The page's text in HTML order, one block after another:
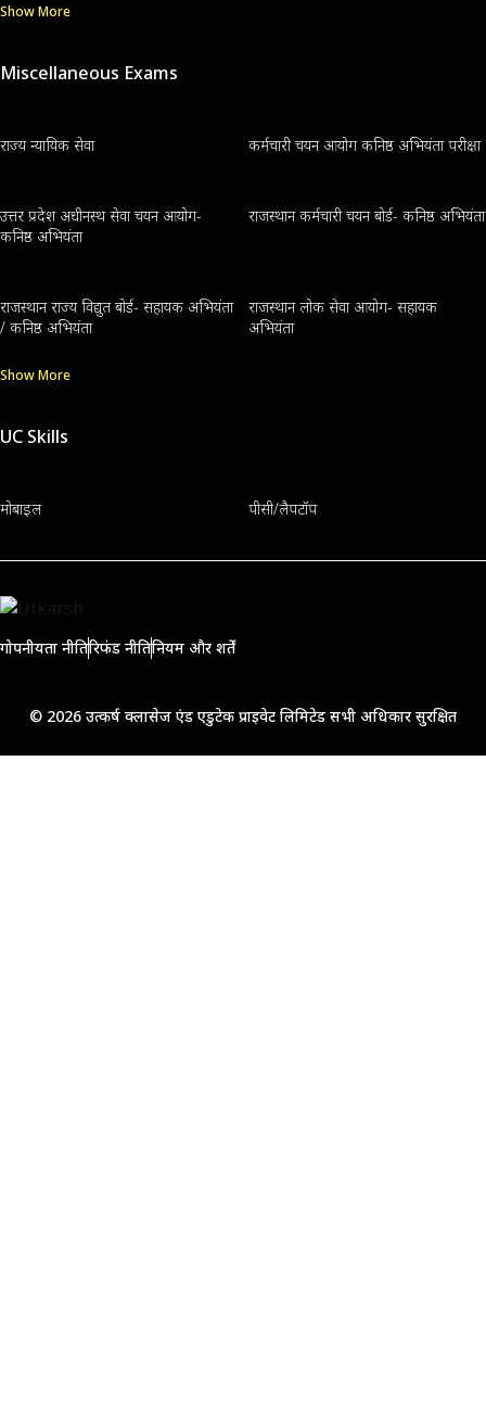
Show More
Miscellaneous Exams
राज्य न्यायिक सेवा कर्मचारी चयन आयोग कनिष्ठ अभियंता परीक्षा
उत्तर प्रदेश अधीनस्थ सेवा चयन आयोग-
कनिष्ठ अभियंता
राजस्थान कर्मचारी चयन बोर्ड- कनिष्ठ अभियंता
राजस्थान राज्य विद्युत बोर्ड- सहायक अभियंता
/ कनिष्ठ अभियंता
राजस्थान लोक सेवा आयोग- सहायक
अभियंता
Show More
UC Skills
मोबाइल पीसी/लैपटॉप
गोपनीयता नीतिरिफंड नीतिनियम और शर्तें
© 2026 उत्कर्ष क्लासेज एंड एडुटेक प्राइवेट लिमिटेड सभी अधिकार सुरक्षित